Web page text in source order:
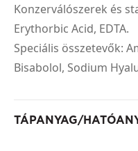
Konzerválószerek és
Erythorbic Acid, EDTA.
Speciális összetevők:
Bisabolol, Sodium
TÁPANYAG/